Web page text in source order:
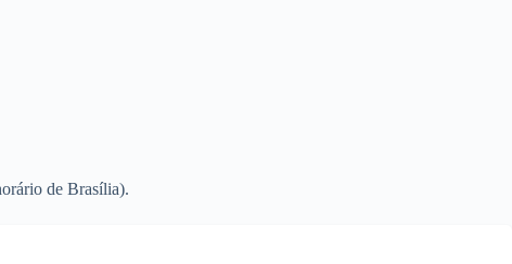
de Brasília).